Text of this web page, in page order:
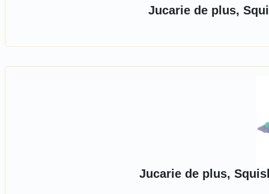
Jucarie de plus,
Jucarie de plus,